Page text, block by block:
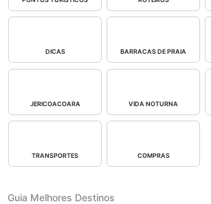
DICAS BARRACAS DE PRAIA
JERICOACOARA VIDA NOTURNA
TRANSPORTES COMPRAS
Guia Melhores Destinos